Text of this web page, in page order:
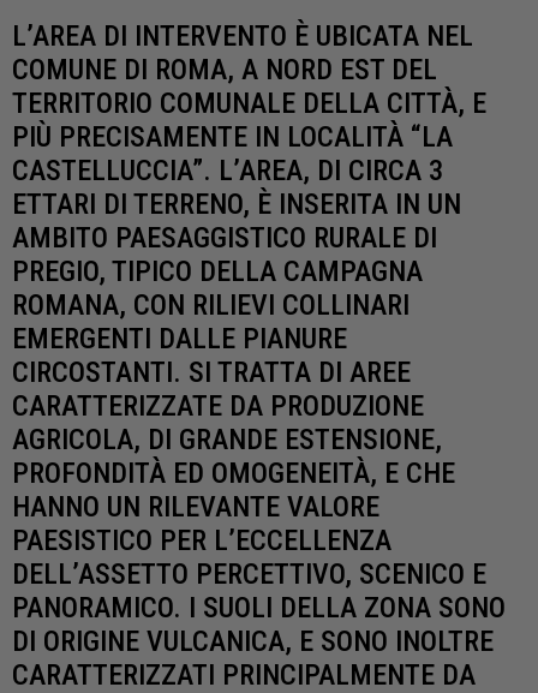
L’AREA DI INTERVENTO È UBICATA NEL
COMUNE DI ROMA, A NORD EST DEL
TERRITORIO COMUNALE DELLA CITTÀ, E
PIÙ PRECISAMENTE IN LOCALITÀ “LA
CASTELLUCCIA”. L’AREA, DI CIRCA 3
ETTARI DI TERRENO, È INSERITA IN UN
AMBITO PAESAGGISTICO RURALE DI
PREGIO, TIPICO DELLA CAMPAGNA
ROMANA, CON RILIEVI COLLINARI
EMERGENTI DALLE PIANURE
CIRCOSTANTI. SI TRATTA DI AREE
CARATTERIZZATE DA PRODUZIONE
AGRICOLA, DI GRANDE ESTENSIONE,
PROFONDITÀ ED OMOGENEITÀ, E CHE
HANNO UN RILEVANTE VALORE
PAESISTICO PER L’ECCELLENZA
DELL’ASSETTO PERCETTIVO, SCENICO E
PANORAMICO. I SUOLI DELLA ZONA SONO
DI ORIGINE VULCANICA, E SONO INOLTRE
CARATTERIZZATI PRINCIPALMENTE DA